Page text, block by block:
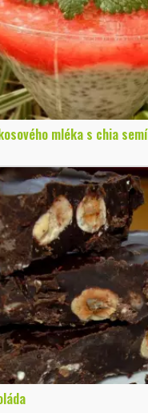
mléka s chia